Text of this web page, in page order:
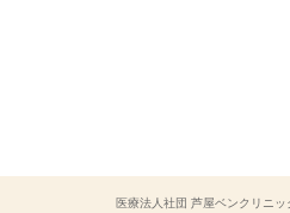
医療法人社団 芦屋ベンクリニ